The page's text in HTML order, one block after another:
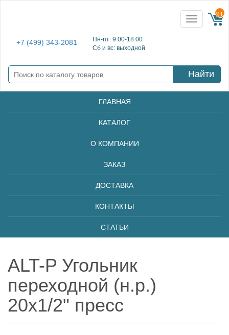
+7 (499) 343-2081
Пн-пт: 9:00-18:00
Сб и вс: выходной
Toggle
navigation
{{
Найти
ГЛАВНАЯ
КАТАЛОГ
О КОМПАНИИ
ЗАКАЗ
ДОСТАВКА
КОНТАКТЫ
СТАТЬИ
ALT-P Угольник
переходной (н.р.)
20х1/2" пресс